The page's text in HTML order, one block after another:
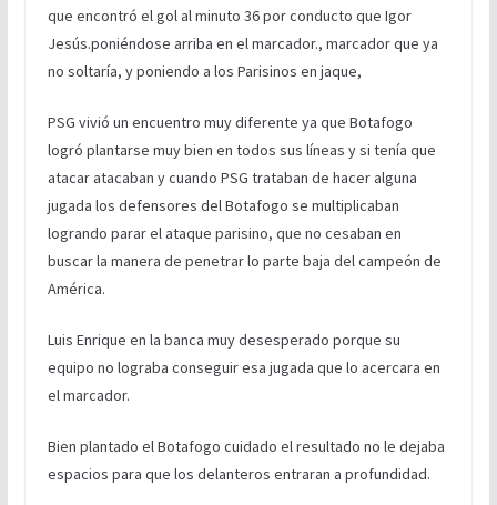
que encontró el gol al minuto 36 por conducto que Igor
Jesús.poniéndose arriba en el marcador., marcador que ya
no soltaría, y poniendo a los Parisinos en jaque,
PSG vivió un encuentro muy diferente ya que Botafogo
logró plantarse muy bien en todos sus líneas y si tenía que
atacar atacaban y cuando PSG trataban de hacer alguna
jugada los defensores del Botafogo se multiplicaban
logrando parar el ataque parisino, que no cesaban en
buscar la manera de penetrar lo parte baja del campeón de
América.
Luis Enrique en la banca muy desesperado porque su
equipo no lograba conseguir esa jugada que lo acercara en
el marcador.
Bien plantado el Botafogo cuidado el resultado no le dejaba
espacios para que los delanteros entraran a profundidad.